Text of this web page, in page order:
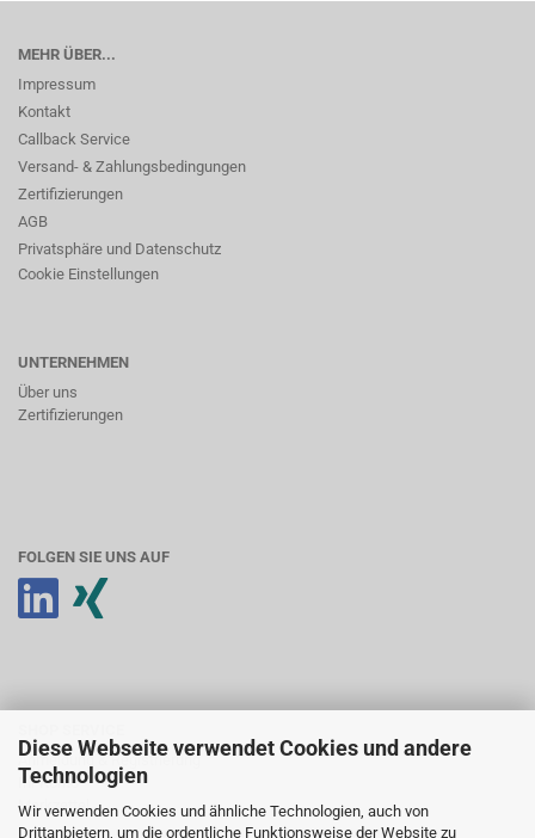
Diese Webseite verwendet Cookies und andere
Technologien
Wir verwenden Cookies und ähnliche Technologien, auch von
Drittanbietern, um die ordentliche Funktionsweise der Website zu
MEHR ÜBER...
Impressum
Kontakt
Callback Service
Versand- & Zahlungsbedingungen
Zertifizierungen
AGB
Privatsphäre und Datenschutz
Cookie Einstellungen
UNTERNEHMEN
Über uns
Zertifizierungen
FOLGEN SIE UNS AUF
Anmeldung & Registrierung
Ihr Konto
Merkzettel